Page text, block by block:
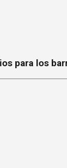
para los